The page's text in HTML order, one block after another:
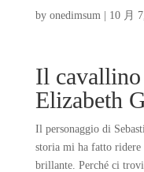
by onedimsum| 10 月
Il
Elizabeth
Il personaggio di
storia mi ha fatto ridere
brillante. Perché ci